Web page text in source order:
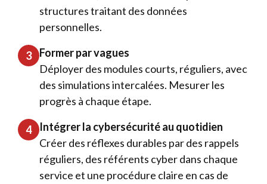
structures traitant des données
personnelles.
3
Former par vagues
Déployer des modules courts, réguliers, avec
des simulations intercalées. Mesurer les
progrès à chaque étape.
4
Intégrer la cybersécurité au quotidien
Créer des réflexes durables par des rappels
réguliers, des référents cyber dans chaque
service et une procédure claire en cas de